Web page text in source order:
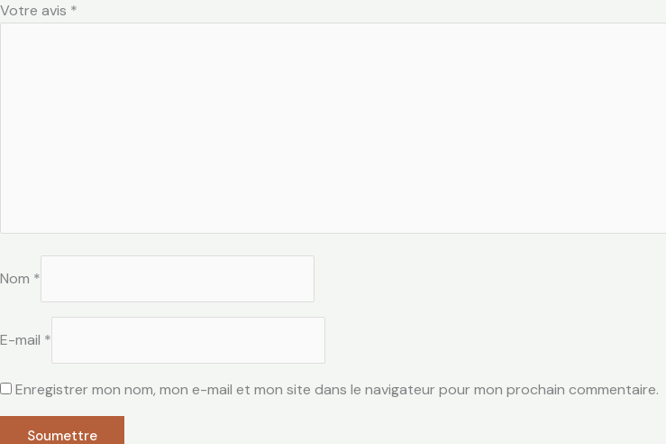
Votre avis *
Nom *
E-mail *
Enregistrer mon nom, mon e-mail et mon site dans le navigateur pour mon prochain commentaire.